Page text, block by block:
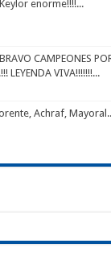
enorme!!!!...
CAMPEONES
LEYENDA VIVA!!!!!!!...
Achraf,